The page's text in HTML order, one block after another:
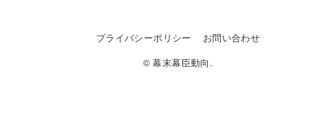
プライバシーポリシー
お問い合わせ
© 幕末幕臣動向.